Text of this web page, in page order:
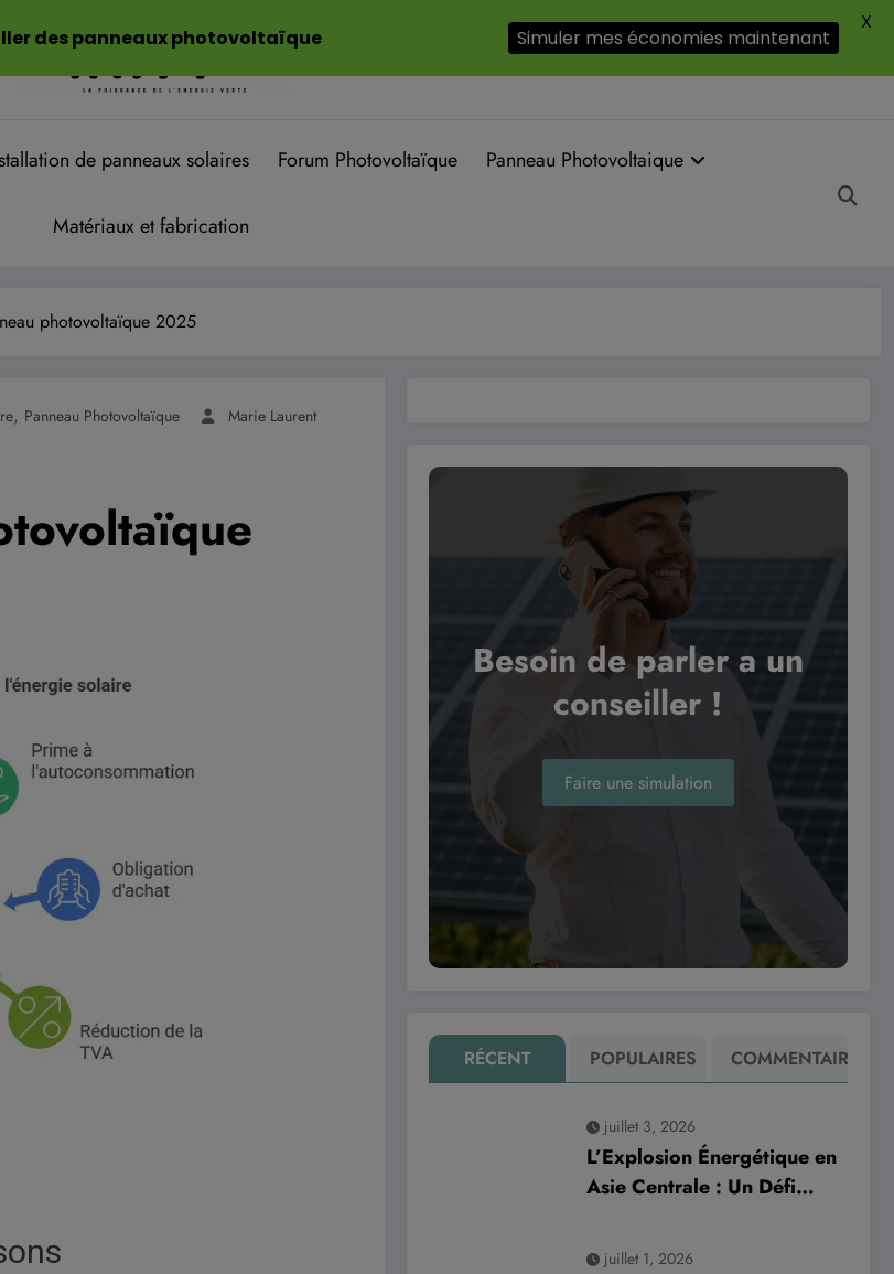
de panneaux solaires Forum Photovoltaïque Panneau Photovoltaique
Matériaux et fabrication
photovoltaïque 2025
, Panneau Photovoltaïque
Marie Laurent
Besoin de parler a un
conseiller !
Faire une simulation
RÉCENT POPULAIRES COMMENTAIRE
juillet 3, 2026
L’Explosion Énergétique en
Asie Centrale : Un Défi
Investissements Globaux
juillet 1, 2026
des panneaux photovoltaïque Simuler mes économies maintenant
X